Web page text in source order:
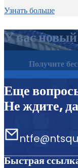
Узнать больше
У вас
Получите
Еще
Не ждите,
Быстрая